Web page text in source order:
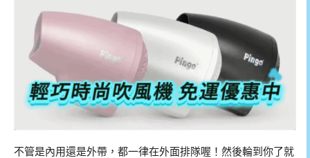
不管是內用還是外帶，都一律在外面排隊喔！然後輪到你了就